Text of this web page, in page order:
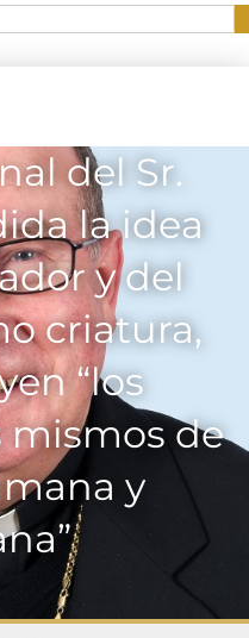
del Sr.
la idea
y del
criatura,
“los
de
y